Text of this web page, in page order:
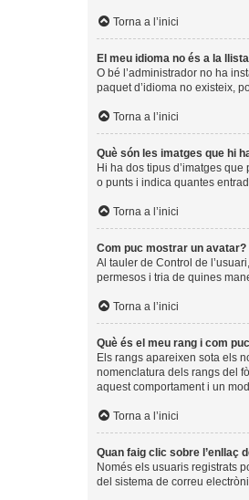
Torna a l’inici
El meu idioma no és a la
O bé l’administrador no ha
paquet d’idioma no existeix,
Torna a l’inici
Què són les imatges que hi
Hi ha dos tipus d’imatges
o punts i indica quantes
Torna a l’inici
Com puc mostrar un avatar?
Al tauler de Control de
permesos i tria de quines
Torna a l’inici
Què és el meu rang i com
Els rangs apareixen sota els
nomenclatura dels rangs del
aquest comportament i un
Torna a l’inici
Quan faig clic sobre l’enllaç
Només els usuaris registrats
del sistema de correu